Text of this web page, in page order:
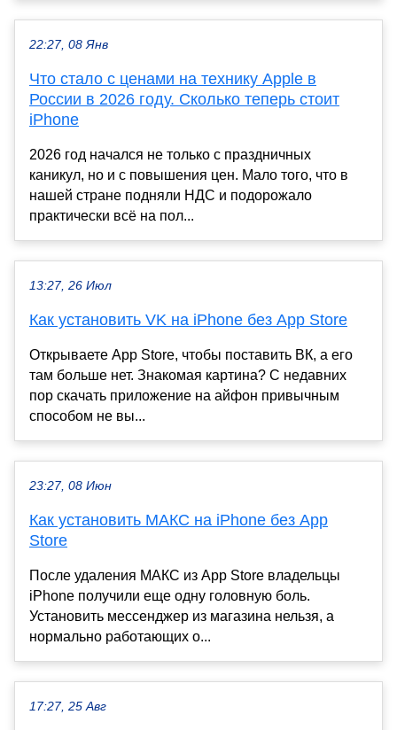
22:27, 08 Янв
Что стало с ценами на технику Apple в
России в 2026 году. Сколько теперь стоит
iPhone
2026 год начался не только с праздничных
каникул, но и с повышения цен. Мало того, что в
нашей стране подняли НДС и подорожало
практически всё на пол...
13:27, 26 Июл
Как установить VK на iPhone без App Store
Открываете App Store, чтобы поставить ВК, а его
там больше нет. Знакомая картина? С недавних
пор скачать приложение на айфон привычным
способом не вы...
23:27, 08 Июн
Как установить МАКС на iPhone без App
Store
После удаления МАКС из App Store владельцы
iPhone получили еще одну головную боль.
Установить мессенджер из магазина нельзя, а
нормально работающих о...
17:27, 25 Авг